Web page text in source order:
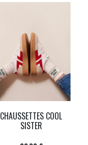
CHAUSSETTES COOL
SISTER